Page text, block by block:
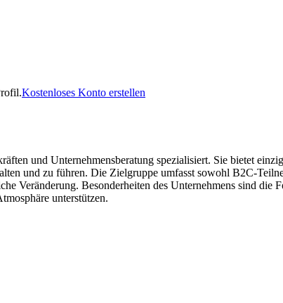
Kostenloses Konto erstellen
und Unternehmensberatung spezialisiert. Sie bietet
und zu führen. Die Zielgruppe umfasst sowohl B2C-
Veränderung. Besonderheiten des Unternehmens sind
unterstützen.